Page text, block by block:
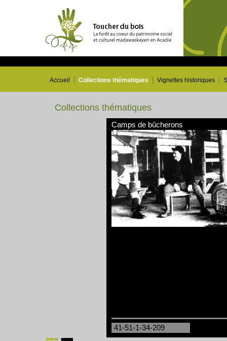
Accueil Collections thématiques Vignettes historiques
Collections thématiques
Camps de bûcherons
41-51-1-34-209